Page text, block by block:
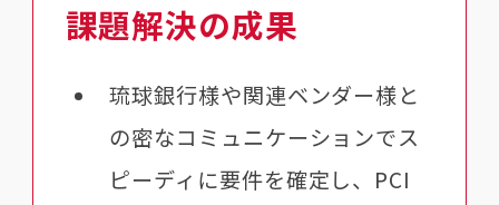
課題解決の成果
琉球銀行様や関連ベンダー様と
の密なコミュニケーションでス
ピーディに要件を確定し、PCI